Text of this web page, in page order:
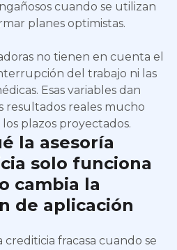
cuando se utilizan
planes optimistas.
no tienen en cuenta el
del trabajo ni las
Esas variables dan
resultados reales mucho
los plazos proyectados.
la asesoría
solo funciona
cambia la
de aplicación
crediticia fracasa cuando se